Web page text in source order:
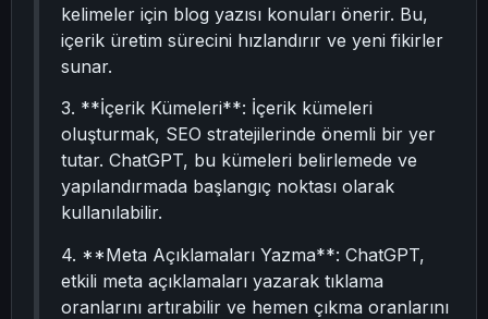
kelimeler için blog yazısı konuları önerir. Bu,
içerik üretim sürecini hızlandırır ve yeni fikirler
sunar.
3. **İçerik Kümeleri**: İçerik kümeleri
oluşturmak, SEO stratejilerinde önemli bir yer
tutar. ChatGPT, bu kümeleri belirlemede ve
yapılandırmada başlangıç noktası olarak
kullanılabilir.
4. **Meta Açıklamaları Yazma**: ChatGPT,
etkili meta açıklamaları yazarak tıklama
oranlarını artırabilir ve hemen çıkma oranlarını